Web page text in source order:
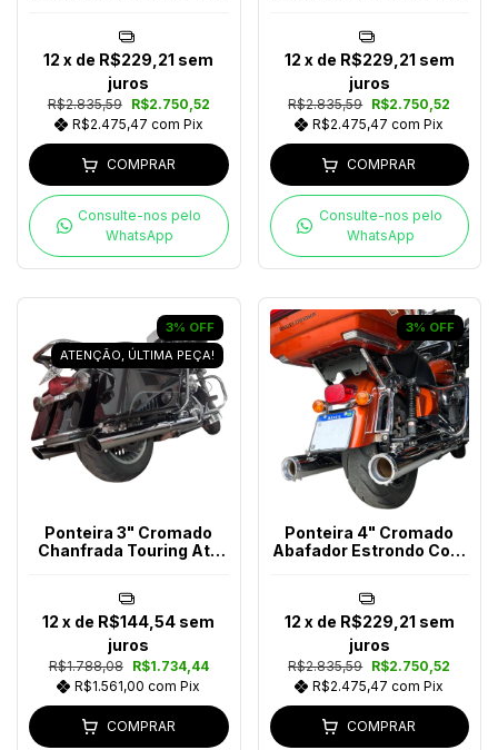
R$2.835,59
R$2.750,52
R$2.475,47 com Pix
12 x de R$229,21 sem
juros
COMPRAR
Consulte-nos pelo
WhatsApp
R$2.835,59 R$2.750,52
R$2.475,47com Pix
12 x de R$229,21 sem
juros
COMPRAR
Consulte-nos pelo
WhatsApp
3% OFF
ATENÇÃO, ÚLTIMA PEÇA!
Ponteira 3" Cromado
Chanfrada Touring Até
R$1.788,08
R$1.734,44
R$1.561,00com Pix
12 x de R$144,54 sem
juros
COMPRAR
3% OFF
Ponteira 4" Cromado
Abafador Estrondo Com
R$2.835,59 R$2.750,52
R$2.475,47com Pix
12 x de R$229,21 sem
juros
COMPRAR